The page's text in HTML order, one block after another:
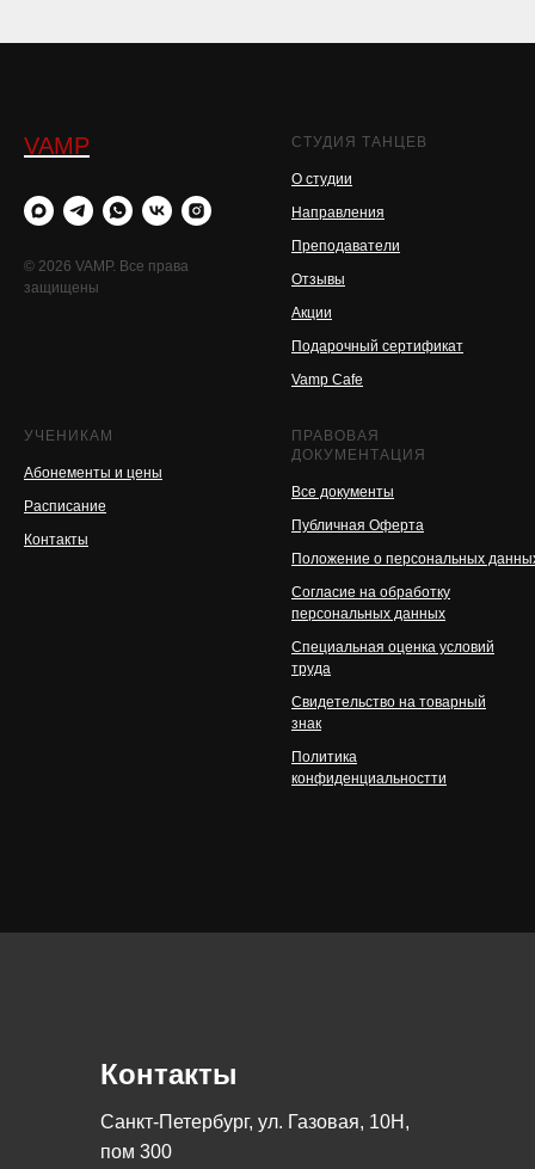
VAMP
© 2026 VAMP. Все права
защищены
СТУДИЯ ТАНЦЕВ
О студии
Направления
Преподаватели
Отзывы
Акции
Подарочный сертификат
Vamp Cafe
УЧЕНИКАМ
Абонементы и цены
Расписание
Контакты
ПРАВОВАЯ
ДОКУМЕНТАЦИЯ
Все документы
Публичная Оферта
Положение о персональных
Согласие на обработку
персональных данных
Специальная оценка условий
труда
Свидетельство на товарный
знак
Политика
конфиденциальностти
Санкт-Петербург, ул. Газовая, 10Н,
пом 300
Контакты